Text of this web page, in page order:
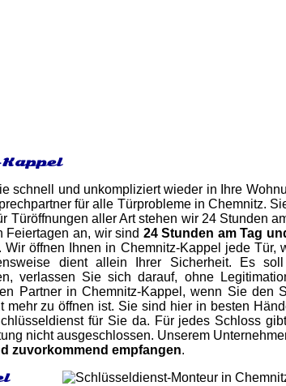
schnell und unkompliziert wieder in Ihre
für alle Türprobleme in Chemnitz.
Türöffnungen aller Art stehen wir 24 Stunden
Feiertagen an, wir sind 24 Stunden am Tag
öffnen Ihnen in Chemnitz-Kappel jede Tür,
dient allein Ihrer Sicherheit. Es
verlassen Sie sich darauf, ohne
Partner in Chemnitz-Kappel, wenn Sie den
zu öffnen ist. Sie sind hier in besten
für Sie da. Für jedes Schloss
nicht ausgeschlossen. Unserem
zuvorkommend empfangen.